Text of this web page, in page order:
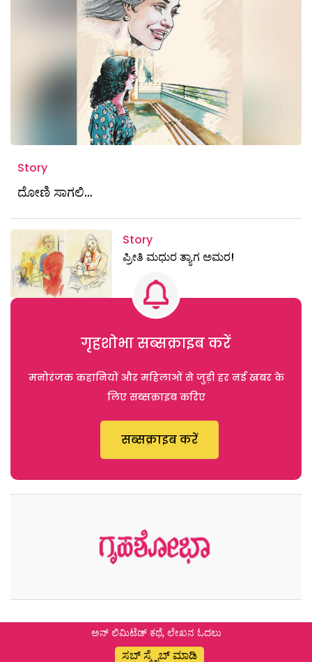
Story
ದೋಣಿ ಸಾಗಲಿ…
Story
ಪ್ರೀತಿ ಮಧುರ ತ್ಯಾಗ ಅಮರ!
गृहशोभा सब्सक्राइब करें
मनोरंजक कहानियों और महिलाओं से जुड़ी हर नई खबर के
लिए सब्सक्राइब करिए
सब्सक्राइब करें
ಅನ್ ಲಿಮಿಟೆಡ್ ಕಥೆ, ಲೇಖನ ಓದಲು
ಸಬ್ ಸ್ಕ್ರೈಬ್ ಮಾಡಿ